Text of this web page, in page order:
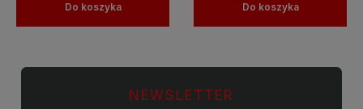
Do koszyka Do koszyka
NEWSLETTER